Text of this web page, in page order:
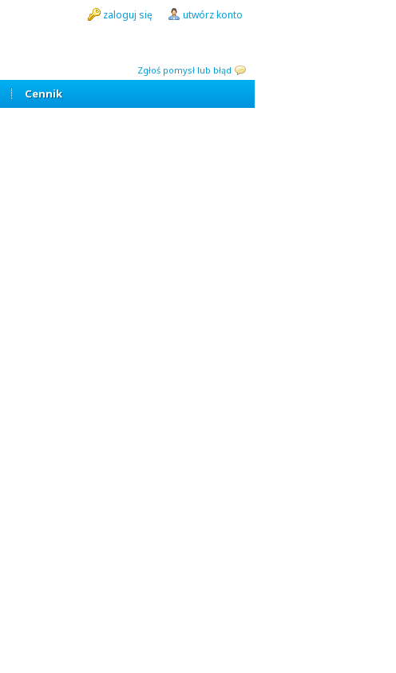
Zgłoś pomysł lub błąd
zaloguj się utwórz konto
Cennik